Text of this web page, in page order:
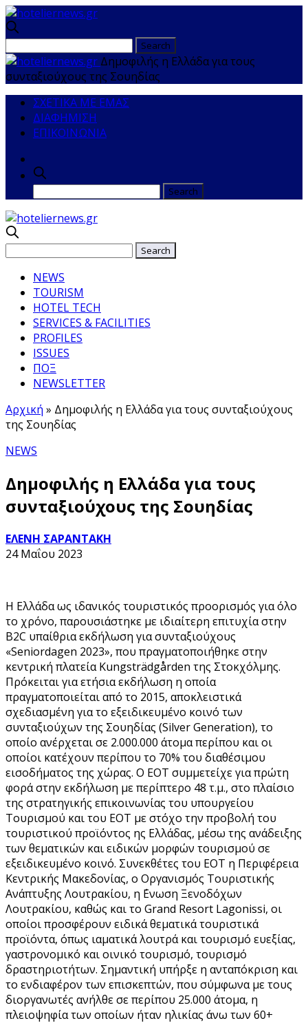
Δημοφιλής η Ελλάδα για τους
συνταξιούχους της Σουηδίας
ΣΧΕΤΙΚΑ ΜΕ ΕΜΑΣ
ΔΙΑΦΗΜΙΣΗ
ΕΠΙΚΟΙΝΩΝΙΑ
NEWS
TOURISM
HOTEL TECH
SERVICES & FACILITIES
PROFILES
ISSUES
ΠΟΞ
NEWSLETTER
Αρχική » Δημοφιλής η Ελλάδα για τους συνταξιούχους
της Σουηδίας
NEWS
Δημοφιλής η Ελλάδα για τους
συνταξιούχους της Σουηδίας
ΕΛΕΝΗ ΣΑΡΑΝΤΑΚΗ
24 Μαΐου 2023
H Ελλάδα ως ιδανικός τουριστικός προορισμός για όλο
το χρόνο, παρουσιάστηκε με ιδιαίτερη επιτυχία στην
Β2C υπαίθρια εκδήλωση για συνταξιούχους
«Seniordagen 2023», που πραγματοποιήθηκε στην
κεντρική πλατεία Kungsträdgården της Στοκχόλμης.
Πρόκειται για ετήσια εκδήλωση η οποία
πραγματοποιείται από το 2015, αποκλειστικά
σχεδιασμένη για το εξειδικευμένο κοινό των
συνταξιούχων της Σουηδίας (Silver Generation), το
οποίο ανέρχεται σε 2.000.000 άτομα περίπου και οι
οποίοι κατέχουν περίπου το 70% του διαθέσιμου
εισοδήματος της χώρας. Ο ΕΟΤ συμμετείχε για πρώτη
φορά στην εκδήλωση με περίπτερο 48 τ.μ., στο πλαίσιο
της στρατηγικής επικοινωνίας του υπουργείου
Τουρισμού και του ΕΟΤ με στόχο την προβολή του
τουριστικού προϊόντος ης Ελλάδας, μέσω της ανάδειξης
των θεματικών και ειδικών μορφών τουρισμού σε
εξειδικευμένο κοινό. Συνεκθέτες του ΕΟΤ η Περιφέρεια
Κεντρικής Μακεδονίας, ο Οργανισμός Τουριστικής
Ανάπτυξης Λουτρακίου, η ΄Ενωση Ξενοδόχων
Λουτρακίου, καθώς και το Grand Resort Lagonissi, οι
οποίοι προσφέρουν ειδικά θεματικά τουριστικά
προϊόντα, όπως ιαματικά λουτρά και τουρισμό ευεξίας,
γαστρονομικό και οινικό τουρισμό, τουρισμό
δραστηριοτήτων. Σημαντική υπήρξε η ανταπόκριση και
το ενδιαφέρον των επισκεπτών, που σύμφωνα με τους
διοργανωτές ανήλθε σε περίπου 25.000 άτομα, η
πλειοψηφία των οποίων ήταν ηλικίας άνω των 60+